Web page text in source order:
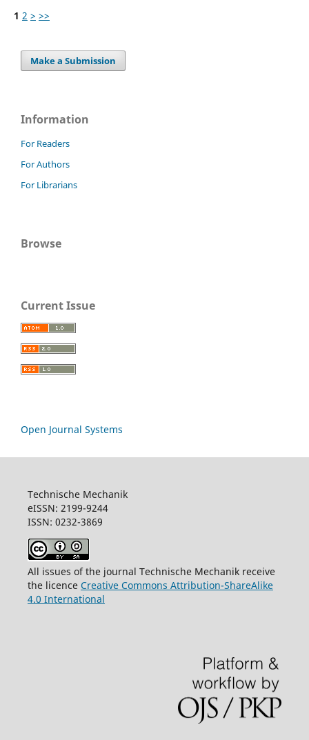
1 2 > >>
Make a Submission
Information
For Readers
For Authors
For Librarians
Browse
Current Issue
Open Journal Systems
Technische Mechanik
eISSN: 2199-9244
ISSN: 0232-3869
All issues of the journal Technische Mechanik receive
the licence Creative Commons Attribution-ShareAlike
4.0 International